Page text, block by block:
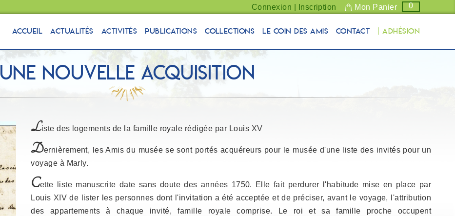
Connexion | Inscription Mon Panier 0
Accueil Actualités Activités Publications Collections Le coin des Amis Contact | Adhésion
Une nouvelle acquisition
Liste des logements de la famille royale rédigée par Louis XV
Dernièrement, les Amis du musée se sont portés acquéreurs pour le musée d'une liste des invités pour un
voyage à Marly.
Cette liste manuscrite date sans doute des années 1750. Elle fait perdurer l'habitude mise en place par
Louis XIV de lister les personnes dont l'invitation a été acceptée et de préciser, avant le voyage, l'attribution
des appartements à chaque invité, famille royale comprise. Le roi et sa famille proche occupent